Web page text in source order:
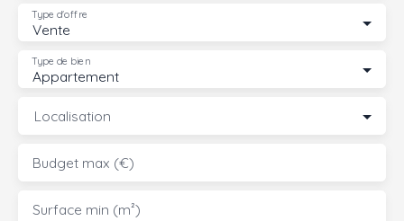
Vente
Type d'offre
Appartement
Type de bien
Localisation
Budget max (€)
Surface min (m²)